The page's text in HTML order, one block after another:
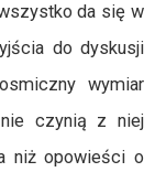
da się w
do dyskusji
wymiar
czynią z niej
niż opowieści o